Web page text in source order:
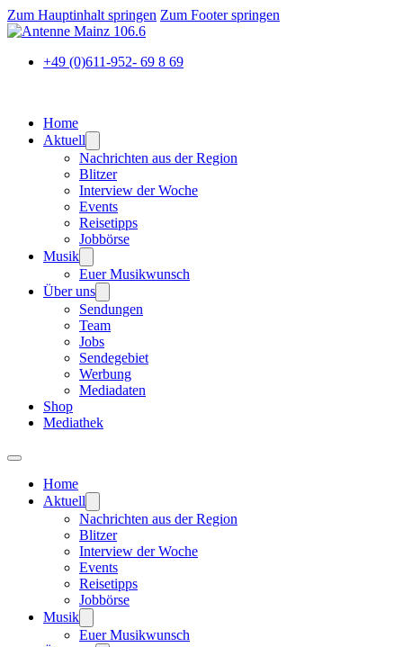
Zum Hauptinhalt springen Zum Footer springen
+49 (0)611-952- 69 8 69
Home
Aktuell
Nachrichten aus der Region
Blitzer
Interview der Woche
Events
Reisetipps
Jobbörse
Musik
Euer Musikwunsch
Über uns
Sendungen
Team
Jobs
Sendegebiet
Werbung
Mediadaten
Shop
Mediathek
Home
Aktuell
Nachrichten aus der Region
Blitzer
Interview der Woche
Events
Reisetipps
Jobbörse
Musik
Euer Musikwunsch